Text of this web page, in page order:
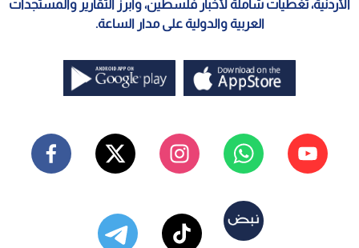
الأردنية، تغطيات شاملة لأخبار فلسطين، وأبرز التقارير والمستجدات
العربية والدولية على مدار الساعة.